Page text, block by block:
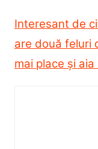
Interesant de
are două feluri
mai place și